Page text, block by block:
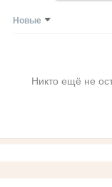
Новые
Никто ещё не